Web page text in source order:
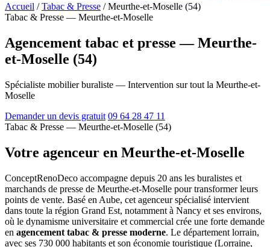
Accueil / Tabac & Presse / Meurthe-et-Moselle (54)
Tabac & Presse — Meurthe-et-Moselle
Agencement tabac et presse — Meurthe-
et-Moselle (54)
Spécialiste mobilier buraliste — Intervention sur tout la Meurthe-et-
Moselle
Demander un devis gratuit 09 64 28 47 11
Tabac & Presse — Meurthe-et-Moselle (54)
Votre agenceur en Meurthe-et-Moselle
ConceptRenoDeco accompagne depuis 20 ans les buralistes et
marchands de presse de Meurthe-et-Moselle pour transformer leurs
points de vente. Basé en Aube, cet agenceur spécialisé intervient
dans toute la région Grand Est, notamment à Nancy et ses environs,
où le dynamisme universitaire et commercial crée une forte demande
en agencement tabac & presse moderne. Le département lorrain,
avec ses 730 000 habitants et son économie touristique (Lorraine,